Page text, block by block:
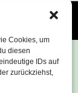
Cookies, um
diesen
IDs auf
zurückziehst,